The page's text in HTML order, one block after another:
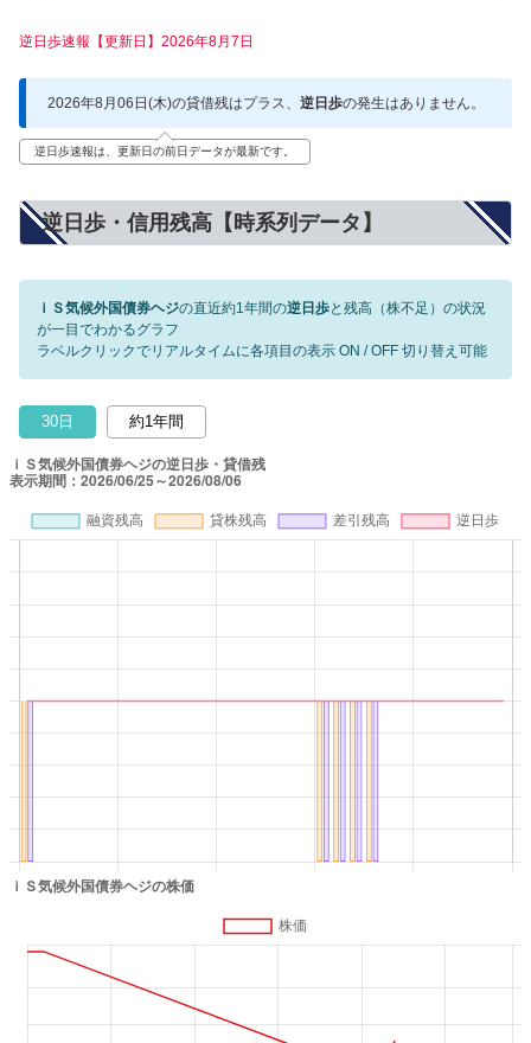
逆日歩速報【更新日】2026年8月7日
2026年8月06日(木)の貸借残はプラス、 逆日歩の発生はありません。
逆日歩速報は、更新日の前日データが最新です。
逆日歩・信用残高【時系列データ】
ｉＳ気候外国債券ヘジの直近約1年間の逆日歩と残高（株不足）の状況
が一目でわかるグラフ
ラベルクリックでリアルタイムに各項目の表示 ON / OFF 切り替え可能
30日 約1年間